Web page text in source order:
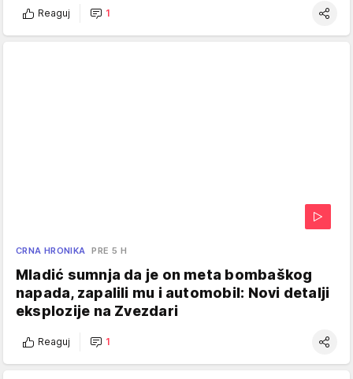
Reaguj 1
CRNA HRONIKA PRE 5 H
Mladić sumnja da je on meta bombaškog
napada, zapalili mu i automobil: Novi detalji
eksplozije na Zvezdari
Reaguj 1